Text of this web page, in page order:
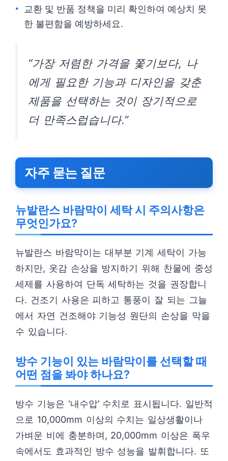
교환 및 반품 정책을 미리 확인하여 예상치 못
한 불편함을 예방하세요.
“가장 저렴한 가격을 쫓기보다, 나
에게 필요한 기능과 디자인을 갖춘
제품을 선택하는 것이 장기적으로
더 만족스럽습니다.”
자주 묻는 질문
뉴발란스 바람막이 세탁 시 주의사항은
무엇인가요?
뉴발란스 바람막이는 대부분 기계 세탁이 가능
하지만, 옷감 손상을 방지하기 위해 찬물에 중성
세제를 사용하여 단독 세탁하는 것을 권장합니
다. 건조기 사용은 피하고 통풍이 잘 되는 그늘
에서 자연 건조해야 기능성 원단의 손상을 막을
수 있습니다.
방수 기능이 있는 바람막이를 선택할 때
어떤 점을 봐야 하나요?
방수 기능은 ‘내수압’ 수치로 표시됩니다. 일반적
으로 10,000mm 이상의 수치는 일상생활이나
가벼운 비에 충분하며, 20,000mm 이상은 폭우
속에서도 효과적인 방수 성능을 발휘합니다. 또